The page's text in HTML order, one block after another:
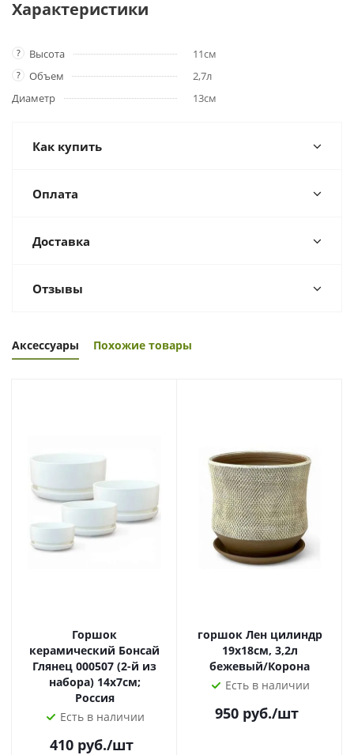
Характеристики
? Высота 11см
? Объем
2,7л
Диаметр
13см
Как купить
Оплата
Доставка
Отзывы
Аксессуары Похожие товары
Горшок
керамический Бонсай
Глянец 000507 (2-й из
набора) 14х7см;
Россия
Есть в наличии
410 руб./шт
горшок Лен цилиндр
19х18см, 3,2л
бежевый/Корона
Есть в наличии
950 руб./шт